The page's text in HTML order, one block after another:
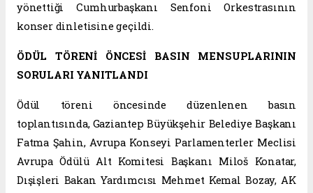
yönettiği Cumhurbaşkanı Senfoni Orkestrasının
konser dinletisine geçildi.
ÖDÜL TÖRENİ ÖNCESİ BASIN MENSUPLARININ
SORULARI YANITLANDI
Ödül töreni öncesinde düzenlenen basın
toplantısında, Gaziantep Büyükşehir Belediye Başkanı
Fatma Şahin, Avrupa Konseyi Parlamenterler Meclisi
Avrupa Ödülü Alt Komitesi Başkanı Miloš Konatar,
Dışişleri Bakan Yardımcısı Mehmet Kemal Bozay, AK